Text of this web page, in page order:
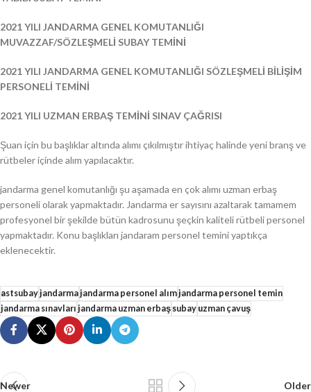
2021 YILI JANDARMA GENEL KOMUTANLIĞI
MUVAZZAF/SÖZLEŞMELİ SUBAY TEMİNİ
2021 YILI JANDARMA GENEL KOMUTANLIĞI SÖZLEŞMELİ BİLİŞİM
PERSONELİ TEMİNİ
2021 YILI UZMAN ERBAŞ TEMİNİ SINAV ÇAĞRISI
Şuan için bu başlıklar altında alımı çıkılmıştır ihtiyaç halinde yeni branş ve
rütbeler içinde alım yapılacaktır.
jandarma genel komutanlığı şu aşamada en çok alımı uzman erbaş
personeli olarak yapmaktadır. Jandarma er sayısını azaltarak tamamem
profesyonel bir şekilde bütün kadrosunu şeçkin kaliteli rütbeli personel
yapmaktadır. Konu başlıkları jandaram personel temini yaptıkça
eklenecektir.
astsubayjandarmajandarma personel alımjandarma personel temin
jandarma sınavları jandarma uzman erbaşsubayuzman çavuş
Newer Older